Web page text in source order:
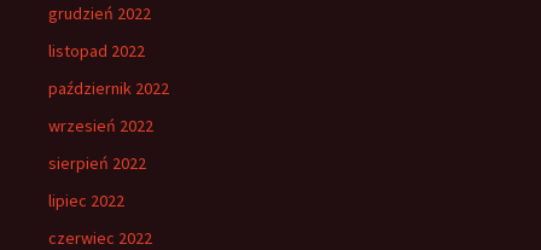
grudzień 2022
listopad 2022
październik 2022
wrzesień 2022
sierpień 2022
lipiec 2022
czerwiec 2022